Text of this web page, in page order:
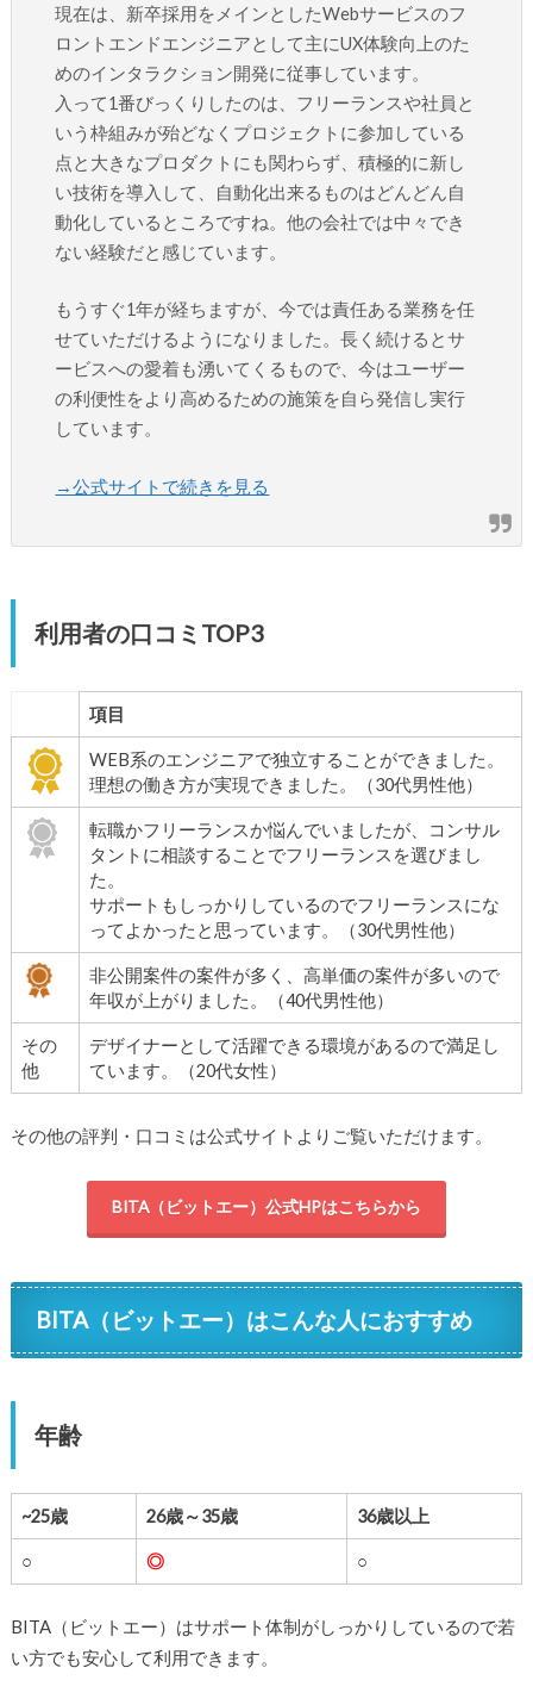
現在は、新卒採用をメインとしたWebサービスのフ
ロントエンドエンジニアとして主にUX体験向上のた
めのインタラクション開発に従事しています。
入って1番びっくりしたのは、フリーランスや社員と
いう枠組みが殆どなくプロジェクトに参加している
点と大きなプロダクトにも関わらず、積極的に新し
い技術を導入して、自動化出来るものはどんどん自
動化しているところですね。他の会社では中々でき
ない経験だと感じています。
もうすぐ1年が経ちますが、今では責任ある業務を任
せていただけるようになりました。長く続けるとサ
ービスへの愛着も湧いてくるもので、今はユーザー
の利便性をより高めるための施策を自ら発信し実行
しています。
→公式サイトで続きを見る
利用者の口コミTOP3
項目
WEB系のエンジニアで独立することができました。
理想の働き方が実現できました。（30代男性他）
転職かフリーランスか悩んでいましたが、コンサル
タントに相談することでフリーランスを選びまし
た。
サポートもしっかりしているのでフリーランスにな
ってよかったと思っています。（30代男性他）
非公開案件の案件が多く、高単価の案件が多いので
年収が上がりました。（40代男性他）
その
他
デザイナーとして活躍できる環境があるので満足し
ています。（20代女性）
その他の評判・口コミは公式サイトよりご覧いただけます。
BITA（ビットエー）公式HPはこちらから
BITA（ビットエー）はこんな人におすすめ
年齢
~25歳 26歳～35歳 36歳以上
○ ◎ ○
BITA（ビットエー）はサポート体制がしっかりしているので若
い方でも安心して利用できます。